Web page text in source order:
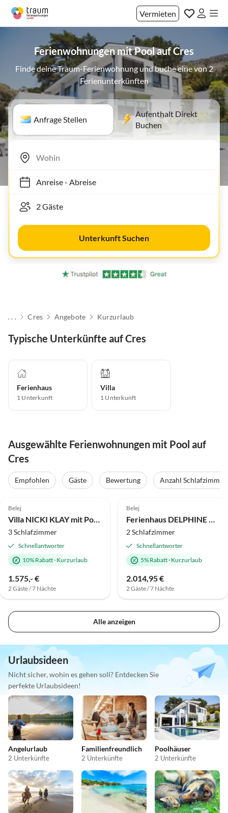
Vermieten
Ferienwohnungen mit Pool auf Cres
Finde deine Traum-Ferienwohnung und buche eine von 2
Ferienunterkünften
Anfrage Stellen
Aufenthalt Direkt
Buchen
Anreise- Abreise
Unterkunft Suchen
. . . Cres Angebote Kurzurlaub
Typische Unterkünfte auf Cres
Ferienhaus
1 Unterkunft
Villa
1 Unterkunft
Ausgewählte Ferienwohnungen mit Pool auf
Cres
Empfohlen Gäste Bewertung
Anzahl Schlafzimmer
Belej
Villa NICKI KLAY mit Pool und Meerblick Insel Cres
3 Schlafzimmer
Schnellantworter
10% Rabatt· Kurzurlaub
1.575,- €
2 Gäste / 7 Nächte
Belej
Ferienhaus DELPHINE mit Pool, Jacuzzi und Meerblick
2 Schlafzimmer
Schnellantworter
5% Rabatt· Kurzurlaub
2.014,95 €
2 Gäste / 7 Nächte
Alle anzeigen
Urlaubsideen
Nicht sicher, wohin es gehen soll? Entdecken Sie
perfekte Urlaubsideen!
Angelurlaub
2 Unterkünfte
Familienfreundlich
2 Unterkünfte
Poolhäuser
2 Unterkünfte